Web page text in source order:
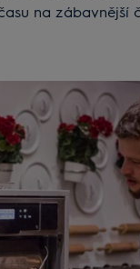
na zábavnější